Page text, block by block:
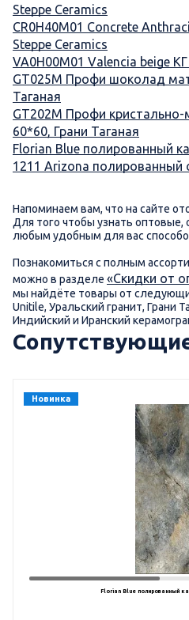
Steppe Ceramics
CR0H40M01 Concrete
Steppe Ceramics
VA0H00M01 Valencia beige
GT025M Профи шоколад
Таганая
GT202М Профи
60*60, Грани Таганая
Florian Blue полированный
1211 Arizona полированный
Напоминаем вам, что на сайте
Для того чтобы узнать
любым удобным для вас
Познакомиться с полным
можно в разделе «Скидки от
мы найдёте товары от
Unitile, Уральский гранит, Грани
Индийский и Иранский
Новинка
Florian Blue полированный